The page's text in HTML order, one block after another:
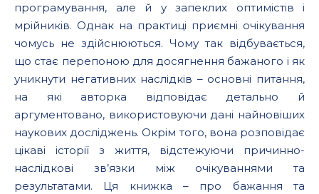
програмування, але й у запеклих оптимістів і
мрійників. Однак на практиці приємні очікування
чомусь не здійснюються. Чому так відбувається,
що стає перепоною для досягнення бажаного і як
уникнути негативних наслідків – основні питання,
на які авторка відповідає детально й
аргументовано, використовуючи дані найновіших
наукових досліджень. Окрім того, вона розповідає
цікаві історії з життя, відстежуючи причинно-
наслідкові зв’язки між очікуваннями та
результатами. Ця книжка – про бажання та